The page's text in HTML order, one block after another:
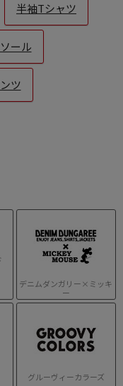
半袖Tシャツ
ール
ツ
デニムダンガリー×ミッキ
ー
グルーヴィーカラーズ